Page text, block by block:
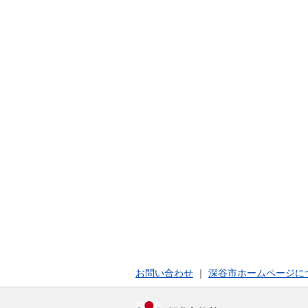
お問い合わせ ｜ 深谷市ホームページに